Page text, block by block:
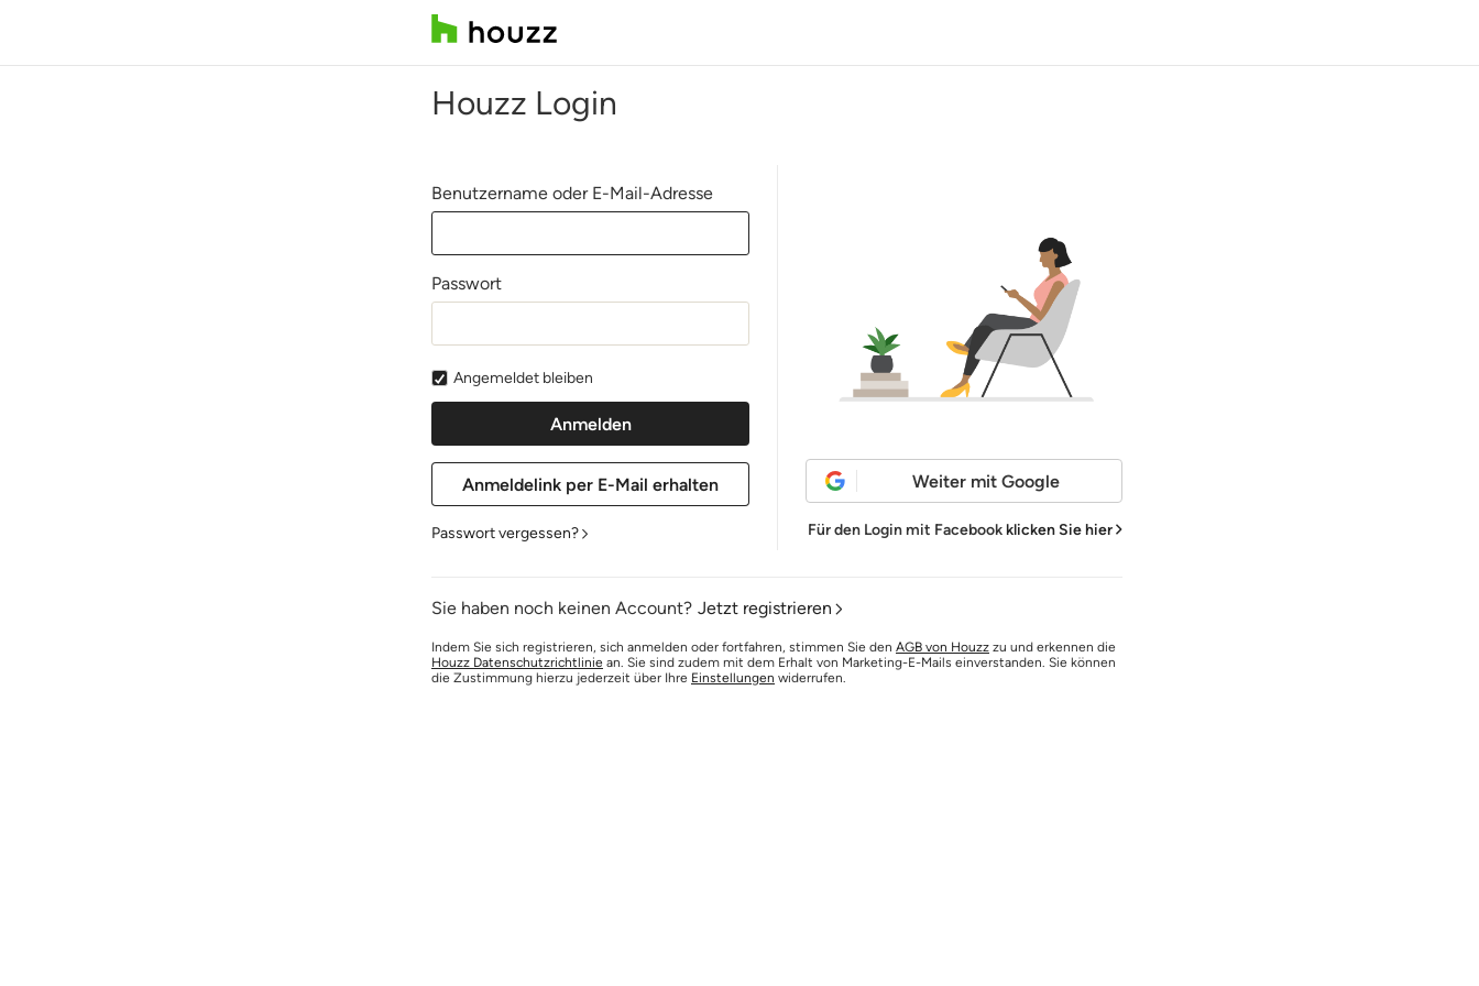
Houzz Login
Benutzername oder E-Mail-Adresse
Passwort
Angemeldet bleiben
Passwort vergessen?
Weiter mit Google
Für den Login mit Facebookklicken Sie hier
Sie haben noch keinen Account? Jetzt registrieren
Indem Sie sich registrieren, sich anmelden oder fortfahren, stimmen Sie den AGB von Houzz zu und erkennen die
Houzz Datenschutzrichtlinie an. Sie sind zudem mit dem Erhalt von Marketing-E-Mails einverstanden. Sie können
die Zustimmung hierzu jederzeit über Ihre Einstellungen widerrufen.